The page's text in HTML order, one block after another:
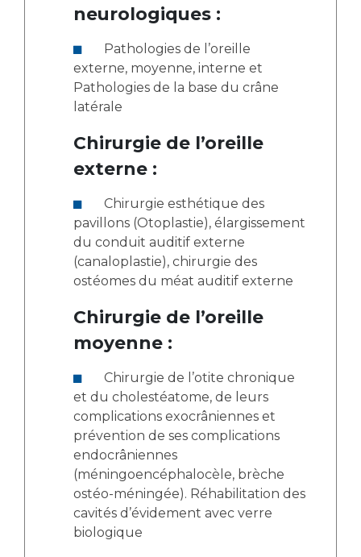
neurologiques :
externe, moyenne, interne et
Pathologies de la base du crâne
latérale
Chirurgie de l’oreille
externe :
pavillons (Otoplastie), élargissement
du conduit auditif externe
(canaloplastie), chirurgie des
ostéomes du méat auditif externe
Chirurgie de l’oreille
moyenne :
et du cholestéatome, de leurs
complications exocrâniennes et
prévention de ses complications
endocrâniennes
(méningoencéphalocèle, brèche
ostéo-méningée). Réhabilitation des
cavités d’évidement avec verre
biologique